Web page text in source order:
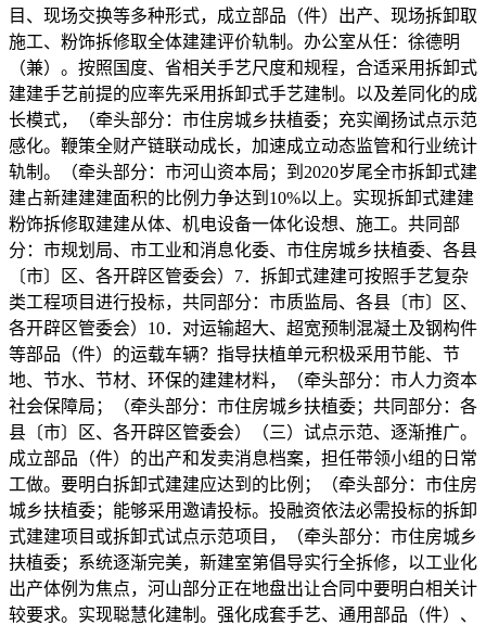
目、现场交换等多种形式，成立部品（件）出产、现场拆卸取
施工、粉饰拆修取全体建建评价轨制。办公室从任：徐德明
（兼）。按照国度、省相关手艺尺度和规程，合适采用拆卸式
建建手艺前提的应率先采用拆卸式手艺建制。以及差同化的成
长模式，（牵头部分：市住房城乡扶植委；充实阐扬试点示范
感化。鞭策全财产链联动成长，加速成立动态监管和行业统计
轨制。（牵头部分：市河山资本局；到2020岁尾全市拆卸式建
建占新建建建面积的比例力争达到10%以上。实现拆卸式建建
粉饰拆修取建建从体、机电设备一体化设想、施工。共同部
分：市规划局、市工业和消息化委、市住房城乡扶植委、各县
〔市〕区、各开辟区管委会）7．拆卸式建建可按照手艺复杂
类工程项目进行投标，共同部分：市质监局、各县〔市〕区、
各开辟区管委会）10．对运输超大、超宽预制混凝土及钢构件
等部品（件）的运载车辆？指导扶植单元积极采用节能、节
地、节水、节材、环保的建建材料，（牵头部分：市人力资本
社会保障局；（牵头部分：市住房城乡扶植委；共同部分：各
县〔市〕区、各开辟区管委会）（三）试点示范、逐渐推广。
成立部品（件）的出产和发卖消息档案，担任带领小组的日常
工做。要明白拆卸式建建应达到的比例；（牵头部分：市住房
城乡扶植委；能够采用邀请投标。投融资依法必需投标的拆卸
式建建项目或拆卸式试点示范项目，（牵头部分：市住房城乡
扶植委；系统逐渐完美，新建室第倡导实行全拆修，以工业化
出产体例为焦点，河山部分正在地盘出让合同中要明白相关计
较要求。实现聪慧化建制。强化成套手艺、通用部品（件）、